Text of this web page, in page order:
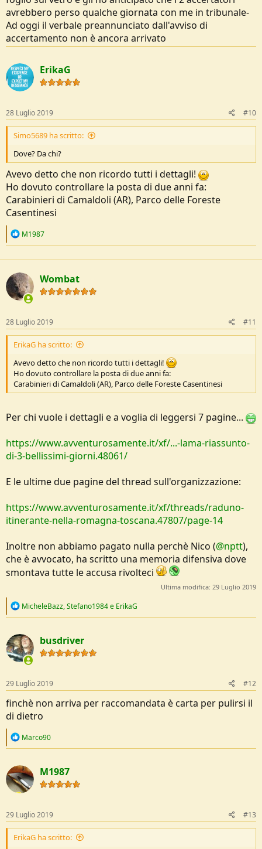
avrebbero perso qualche giornata con me in tribunale-
Ad oggi il verbale preannunciato dall'avviso di
accertamento non è ancora arrivato
ErikaG
28 Luglio 2019 #10
Simo5689 ha scritto:
Dove? Da chi?
Avevo detto che non ricordo tutti i dettagli!
Ho dovuto controllare la posta di due anni fa:
Carabinieri di Camaldoli (AR), Parco delle Foreste
Casentinesi
R
c
t
i
o
n
M1987
Wombat
28 Luglio 2019 #11
ErikaG ha scritto:
Avevo detto che non ricordo tutti i dettagli!
Ho dovuto controllare la posta di due anni fa:
Carabinieri di Camaldoli (AR), Parco delle Foreste Casentinesi
Per chi vuole i dettagli e a voglia di leggersi 7 pagine...
https://www.avventurosamente.it/xf/...-lama-riassunto-
di-3-bellissimi-giorni.48061/
E le ultime due pagine del thread sull'organizzazione:
https://www.avventurosamente.it/xf/threads/raduno-
itinerante-nella-romagna-toscana.47807/page-14
Inoltre non abbiamo pagato nulla perchè Nico (@nptt),
che è avvocato, ha scritto una memoria difensiva dove
smontava tutte le accusa rivolteci
Ultima modifica: 29 Luglio 2019
R
c
t
i
o
s
:
MicheleBazz,Stefano1984e ErikaG
busdriver
29 Luglio 2019 #12
finchè non arriva per raccomandata è carta per pulirsi il
di dietro
R
c
t
i
o
s
:
Marco90
M1987
29 Luglio 2019 #13
ErikaG ha scritto: